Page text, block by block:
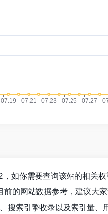
如你需要查询该站的相关
前的网站数据参考，建议大
搜索引擎收录以及索引量、